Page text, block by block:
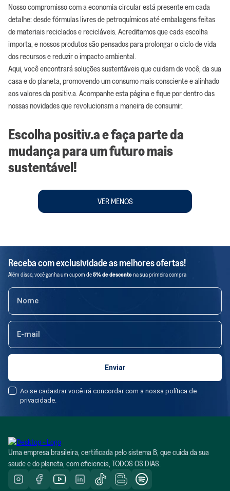
Nosso compromisso com a economia circular está presente em cada
detalhe: desde fórmulas livres de petroquímicos até embalagens feitas
de materiais reciclados e recicláveis. Acreditamos que cada escolha
importa, e nossos produtos são pensados para prolongar o ciclo de vida
dos recursos e reduzir o impacto ambiental.
Aqui, você encontrará soluções sustentáveis que cuidam de você, da sua
casa e do planeta, promovendo um consumo mais consciente e alinhado
aos valores da positiv.a. Acompanhe esta página e fique por dentro das
nossas novidades que revolucionam a maneira de consumir.
Escolha positiv.a e faça parte da
mudança para um futuro mais
sustentável!
VER MENOS
Receba com exclusividade as melhores ofertas!
Além disso, você ganha um cupom de5% de descontona sua primeira compra
Ao se cadastrar você irá concordar com a nossa política de
privacidade.
Uma empresa brasileira, certificada pelo sistema B, que cuida da sua
saude e do planeta, com eficiencia, TODOS OS DIAS.